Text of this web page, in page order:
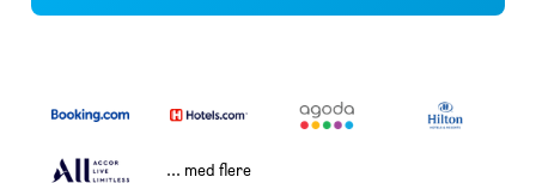
... med flere